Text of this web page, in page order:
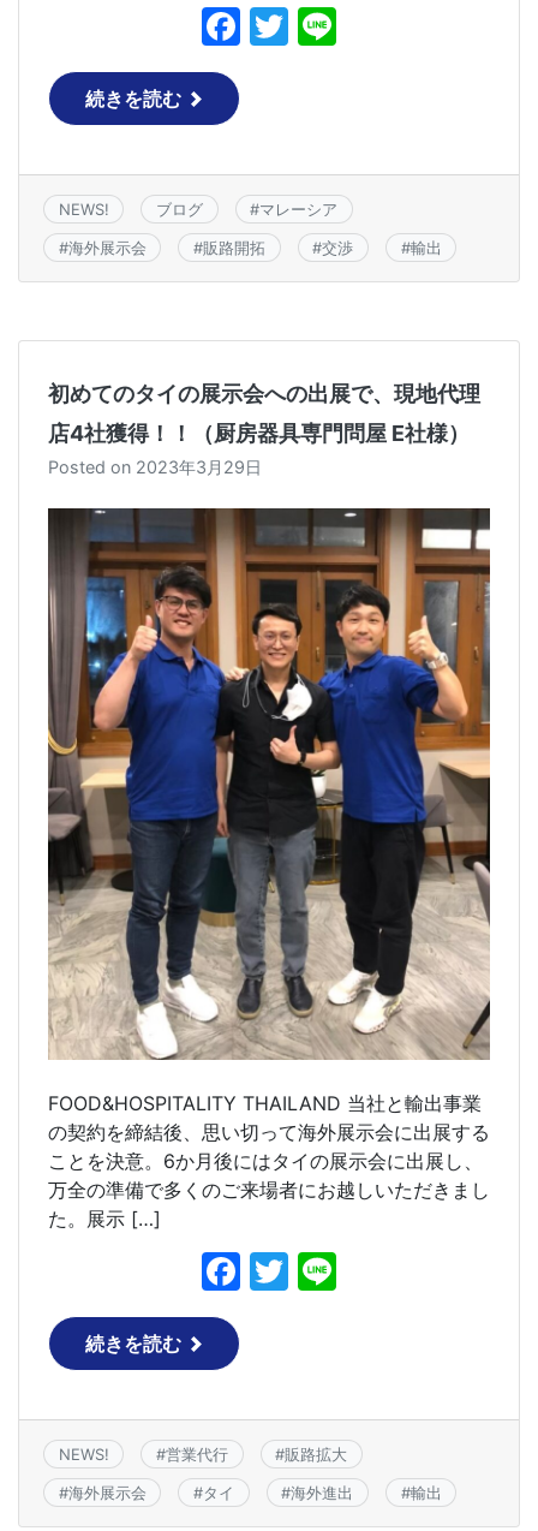
F
b
o
o
k
T
続きを読む
NEWS! ブログ #マレーシア
#海外展示会 #販路開拓 #交渉 #輸出
初めてのタイの展示会への出展で、現地代理
店4社獲得！！（厨房器具専門問屋 E社様）
Posted on 2023年3月29日
FOOD&HOSPITALITY THAILAND 当社と輸出事業
の契約を締結後、思い切って海外展示会に出展する
ことを決意。6か月後にはタイの展示会に出展し、
万全の準備で多くのご来場者にお越しいただきまし
た。展示 […]
F
b
o
o
T
続きを読む
NEWS! #営業代行 #販路拡大
#海外展示会 #タイ #海外進出 #輸出